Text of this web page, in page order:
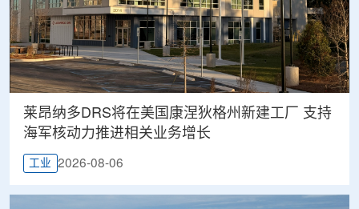
莱昂纳多DRS将在美国康涅狄格州新建工厂 支持
海军核动力推进相关业务增长
工业 2026-08-06